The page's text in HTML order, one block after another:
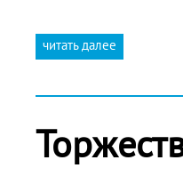
читать далее